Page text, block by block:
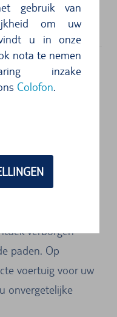
gebruik van
om uw
u in onze
nota te nemen
inzake
Colofon.
- Ervaar
en
Met de
op Lanzarote
eigen manier
om uw
verborgen
paden. Op
voertuig voor uw
onvergetelijke